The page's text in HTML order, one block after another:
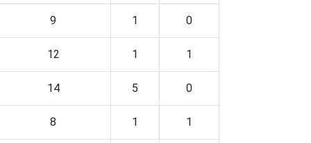
9 1 0
12 1 1
14 5 0
8 1 1